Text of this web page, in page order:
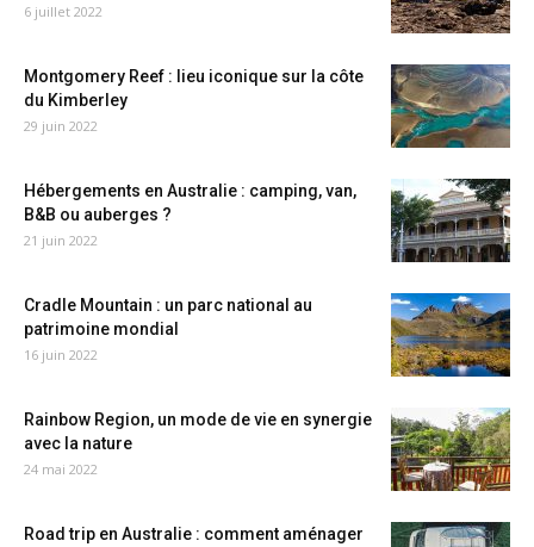
6 juillet 2022
Montgomery Reef : lieu iconique sur la côte
du Kimberley
29 juin 2022
Hébergements en Australie : camping, van,
B&B ou auberges ?
21 juin 2022
Cradle Mountain : un parc national au
patrimoine mondial
16 juin 2022
Rainbow Region, un mode de vie en synergie
avec la nature
24 mai 2022
Road trip en Australie : comment aménager